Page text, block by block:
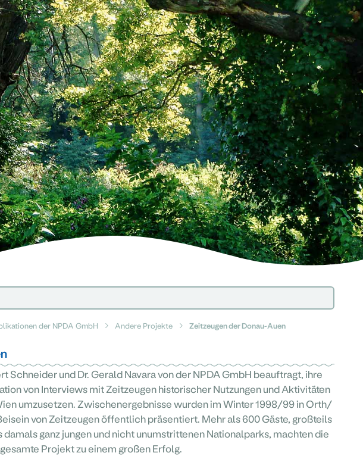
der NPDA GmbH Andere Projekte Zeitzeugen der Donau-Auen
Schneider und Dr. Gerald Navara von der NPDA GmbH beauftragt, ihre
von Interviews mit Zeitzeugen historischer Nutzungen und Aktivitäten
umzusetzen. Zwischenergebnisse wurden im Winter 1998/99 in Orth/
von Zeitzeugen öffentlich präsentiert. Mehr als 600 Gäste, großteils
ganz jungen und nicht unumstrittenen Nationalparks, machten die
Projekt zu einem großen Erfolg.